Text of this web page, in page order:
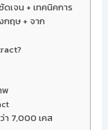
เจน + เทคนิคการ
กฤษ + จาก
พ
7,000 เคส